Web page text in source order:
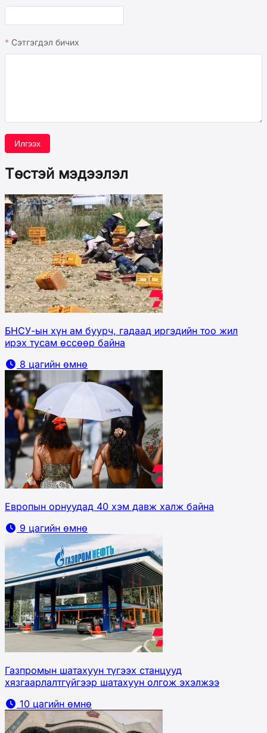
Сэтгэгдэл бичих
Илгээх
Төстэй мэдээлэл
БНСУ-ын хүн ам буурч, гадаад иргэдийн тоо жил
ирэх тусам өссөөр байна
8 цагийн өмнө
Европын орнуудад 40 хэм давж халж байна
9 цагийн өмнө
Газпромын шатахуун түгээх станцууд
хязгаарлалтгүйгээр шатахуун олгож эхэлжээ
10 цагийн өмнө